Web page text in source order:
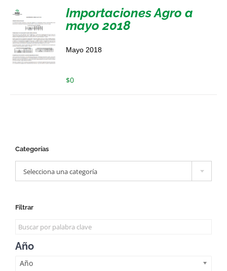
Importaciones Agro a
mayo 2018
Mayo 2018
$0
Categorías
Selecciona una categoría
Filtrar
Año
Año